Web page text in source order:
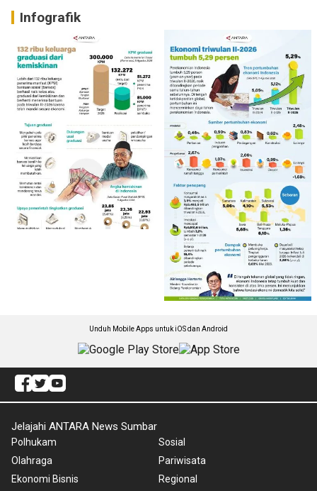
Infografik
Unduh Mobile Apps untuk iOS dan Android
Jelajahi ANTARA News Sumbar
Polhukam
Olahraga
Ekonomi Bisnis
Sosial
Pariwisata
Regional